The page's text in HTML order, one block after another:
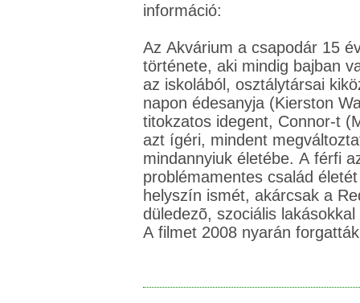
információ:
Az Akvárium a csapodár 15
története, aki mindig bajban
az iskolából, osztálytársai
napon édesanyja (Kierston
titokzatos idegent, Connor-t
azt ígéri, mindent
mindannyiuk életébe. A férfi
problémamentes család
helyszín ismét, akárcsak a
düledezõ, szociális
A filmet 2008 nyarán